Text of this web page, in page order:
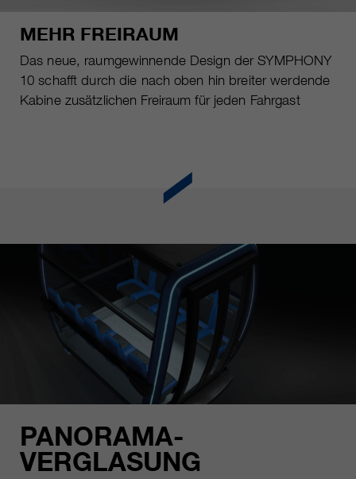
MEHR FREIRAUM
Das neue, raumgewinnende Design der SYMPHONY
10 schafft durch die nach oben hin breiter werdende
Kabine zusätzlichen Freiraum für jeden Fahrgast
PANORAMA-
VERGLASUNG